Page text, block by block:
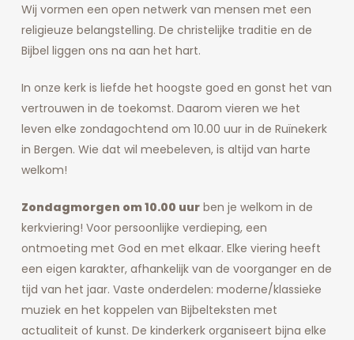
Wij vormen een open netwerk van mensen met een
religieuze belangstelling. De christelijke traditie en de
Bijbel liggen ons na aan het hart.
In onze kerk is liefde het hoogste goed en gonst het van
vertrouwen in de toekomst. Daarom vieren we het
leven elke zondagochtend om 10.00 uur in de Ruïnekerk
in Bergen. Wie dat wil meebeleven, is altijd van harte
welkom!
Zondagmorgen om 10.00 uurben je welkom in de
kerkviering! Voor persoonlijke verdieping, een
ontmoeting met God en met elkaar. Elke viering heeft
een eigen karakter, afhankelijk van de voorganger en de
tijd van het jaar. Vaste onderdelen: moderne/klassieke
muziek en het koppelen van Bijbelteksten met
actualiteit of kunst. De kinderkerk organiseert bijna elke